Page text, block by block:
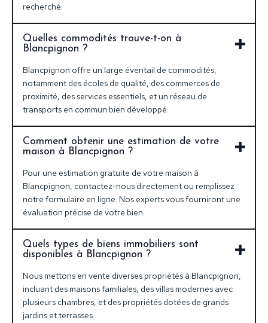
recherché.
Quelles commodités trouve-t-on à
Blancpignon ?
Blancpignon offre un large éventail de commodités,
notamment des écoles de qualité, des commerces de
proximité, des services essentiels, et un réseau de
transports en commun bien développé.
Comment obtenir une estimation de votre
maison à Blancpignon ?
Pour une estimation gratuite de votre maison à
Blancpignon, contactez-nous directement ou remplissez
notre formulaire en ligne. Nos experts vous fourniront une
évaluation précise de votre bien.
Quels types de biens immobiliers sont
disponibles à Blancpignon ?
Nous mettons en vente diverses propriétés à Blancpignon,
incluant des maisons familiales, des villas modernes avec
plusieurs chambres, et des propriétés dotées de grands
jardins et terrasses.